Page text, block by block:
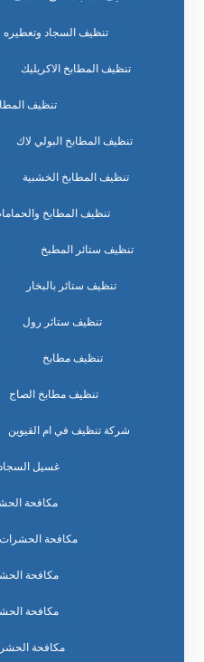
تنظيف السجاد وتعطيره
تنظيف المطابخ الاكريليك
تنظيف
تنظيف المطابخ البولي لاك
تنظيف المطابخ الخشبية
تنظيف المطابخ
تنظيف ستائر المطبخ
تنظيف ستائر بالبخار
تنظيف ستائر رول
تنظيف مطابخ
تنظيف مطابخ الصاج
شركة تنظيف في ام القيوين
غسيل
مكافحة
مكافحة الحشرات
مكافحة
مكافحة
مكافحة